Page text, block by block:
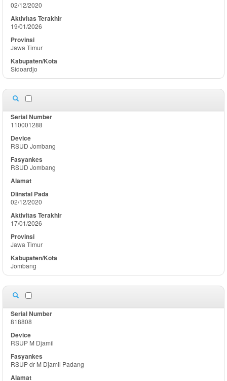
02/12/2020
19/01/2026
Jawa Timur
Sidoardjo
110001288
RSUD Jombang
RSUD Jombang
02/12/2020
17/01/2026
Jawa Timur
Jombang
818808
RSUP M Djamil
RSUP dr M Djamil Padang